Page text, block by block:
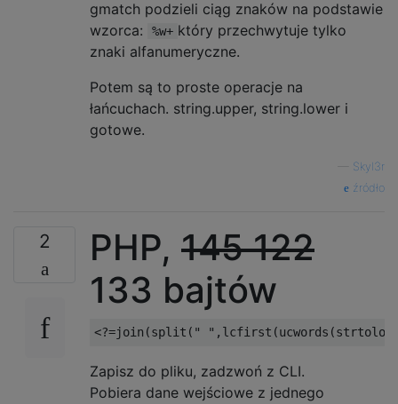
gmatch podzieli ciąg znaków na podstawie
wzorca:
%w+ który przechwytuje tylko
znaki alfanumeryczne.
Potem są to proste operacje na
łańcuchach. string.upper, string.lower i
gotowe.
Skyl3r
źródło
2 PHP, 145122
133 bajtów
Zapisz do pliku, zadzwoń z CLI.
Pobiera dane wejściowe z jednego